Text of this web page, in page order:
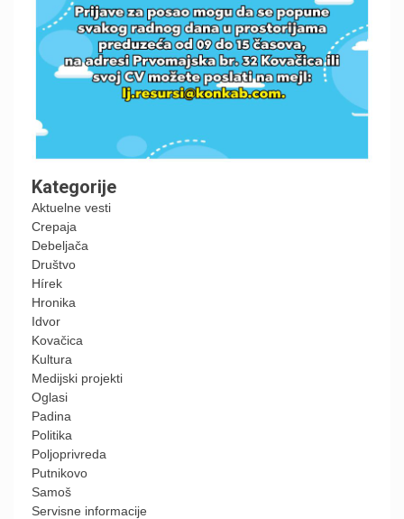
Kategorije
Aktuelne vesti
Crepaja
Debeljača
Društvo
Hírek
Hronika
Idvor
Kovačica
Kultura
Medijski projekti
Oglasi
Padina
Politika
Poljoprivreda
Putnikovo
Samoš
Servisne informacije